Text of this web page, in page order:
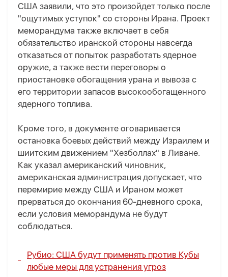
США заявили, что это произойдет только после
"ощутимых уступок" со стороны Ирана. Проект
меморандума также включает в себя
обязательство иранской стороны навсегда
отказаться от попыток разработать ядерное
оружие, а также вести переговоры о
приостановке обогащения урана и вывоза с
его территории запасов высокообогащенного
ядерного топлива.
Кроме того, в документе оговаривается
остановка боевых действий между Израилем и
шиитским движением "Хезболлах" в Ливане.
Как указал американский чиновник,
американская администрация допускает, что
перемирие между США и Ираном может
прерваться до окончания 60-дневного срока,
если условия меморандума не будут
соблюдаться.
Рубио: США будут применять против Кубы
любые меры для устранения угроз